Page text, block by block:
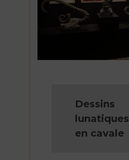
Dessins
lunatiques
en cavale